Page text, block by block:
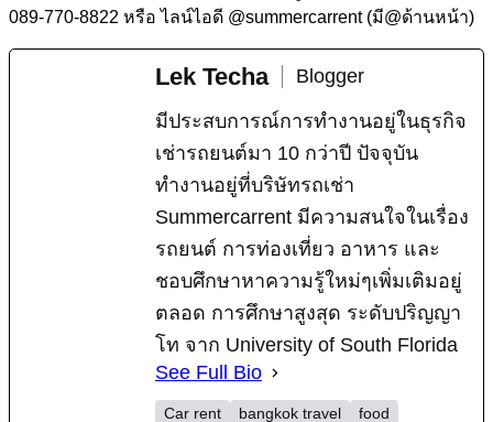
089-770-8822 หรือ ไลน์ไอดี @summercarrent (มี@ด้านหน้า)
Lek Techa Blogger
มีประสบการณ์การทำงานอยู่ในธุรกิจ
เช่ารถยนต์มา 10 กว่าปี ปัจจุบัน
ทำงานอยู่ที่บริษัทรถเช่า
Summercarrent มีความสนใจในเรื่อง
รถยนต์ การท่องเที่ยว อาหาร และ
ชอบศึกษาหาความรู้ใหม่ๆเพิ่มเติมอยู่
ตลอด การศึกษาสูงสุด ระดับปริญญา
โท จาก University of South Florida
See Full Bio
Car rent bangkok travel food